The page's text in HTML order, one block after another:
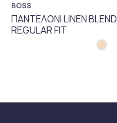
BOSS
ΠΑΝΤΕΛΟΝΙ LINEN BLEND
REGULAR FIT